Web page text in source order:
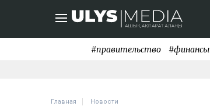
#правительство #финансы
Главная Новости